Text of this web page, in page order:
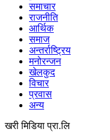
समाचार
राजनीति
आर्थिक
समाज
अन्तर्राष्ट्रिय
मनोरन्जन
खेलकुद
विचार
प्रवास
अन्य
खरी मिडिया प्रा.लि